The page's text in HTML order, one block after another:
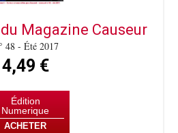
Magazine Causeur
48 - Été 2017
4,49 €
Édition
Numerique
ACHETER